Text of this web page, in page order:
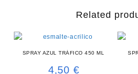
Related
SPRAY AZUL TRÁFICO 450 ML
4,50 €